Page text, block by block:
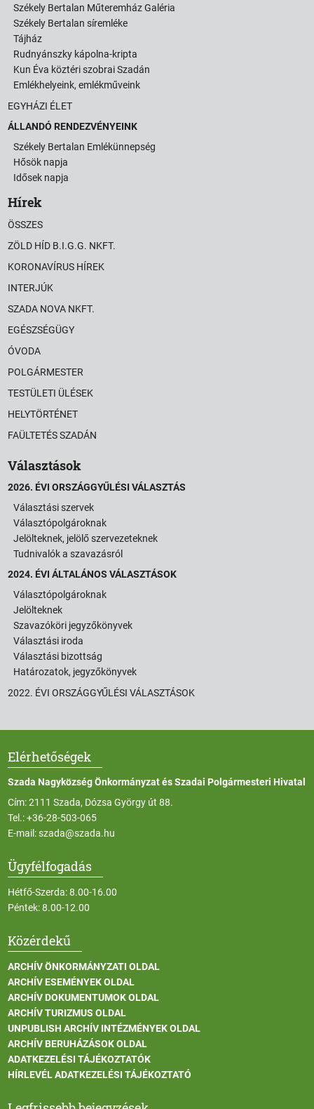
Székely Bertalan Műteremház Galéria
Székely Bertalan síremléke
Tájház
Rudnyánszky kápolna-kripta
Kun Éva köztéri szobrai Szadán
Emlékhelyeink, emlékműveink
EGYHÁZI ÉLET
ÁLLANDÓ RENDEZVÉNYEINK
Székely Bertalan Emlékünnepség
Hősök napja
Idősek napja
Hírek
ÖSSZES
ZÖLD HÍD B.I.G.G. NKFT.
KORONAVÍRUS HÍREK
INTERJÚK
SZADA NOVA NKFT.
EGÉSZSÉGÜGY
ÓVODA
POLGÁRMESTER
TESTÜLETI ÜLÉSEK
HELYTÖRTÉNET
FAÜLTETÉS SZADÁN
Választások
2026. ÉVI ORSZÁGGYŰLÉSI VÁLASZTÁS
Választási szervek
Választópolgároknak
Jelölteknek, jelölő szervezeteknek
Tudnivalók a szavazásról
2024. ÉVI ÁLTALÁNOS VÁLASZTÁSOK
Választópolgároknak
Jelölteknek
Szavazóköri jegyzőkönyvek
Választási iroda
Választási bizottság
Határozatok, jegyzőkönyvek
2022. ÉVI ORSZÁGGYŰLÉSI VÁLASZTÁSOK
Elérhetőségek
Szada Nagyközség Önkormányzat és Szadai Polgármesteri Hivatal
Cím: 2111 Szada, Dózsa György út 88.
Tel.:+36-28-503-065
E-mail:szada@szada.hu
Ügyfélfogadás
Hétfő-Szerda: 8.00-16.00
Péntek: 8.00-12.00
Közérdekű
ARCHÍV ÖNKORMÁNYZATI OLDAL
ARCHÍV ESEMÉNYEK OLDAL
ARCHÍV DOKUMENTUMOK OLDAL
ARCHÍV TURIZMUS OLDAL
UNPUBLISH ARCHÍV INTÉZMÉNYEK OLDAL
ARCHÍV BERUHÁZÁSOK OLDAL
ADATKEZELÉSI TÁJÉKOZTATÓK
HÍRLEVÉL ADATKEZELÉSI TÁJÉKOZTATÓ